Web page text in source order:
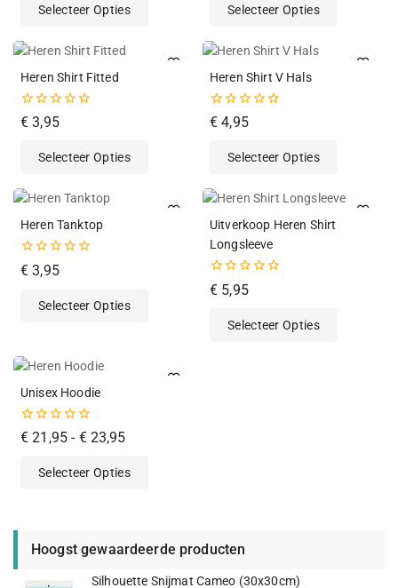
Selecteer Opties Selecteer Opties
Heren Shirt Fitted
0
van
€ 3,95
Selecteer Opties
Heren Shirt V Hals
0
van
€ 4,95
Selecteer Opties
Heren Tanktop
0
van
€ 3,95
Selecteer Opties
Uitverkoop Heren Shirt
Longsleeve
0
van
€ 5,95
Selecteer Opties
Unisex Hoodie
0
van
€ 21,95 - €23,95
Selecteer Opties
Hoogst gewaardeerde producten
Silhouette Snijmat Cameo (30x30cm)